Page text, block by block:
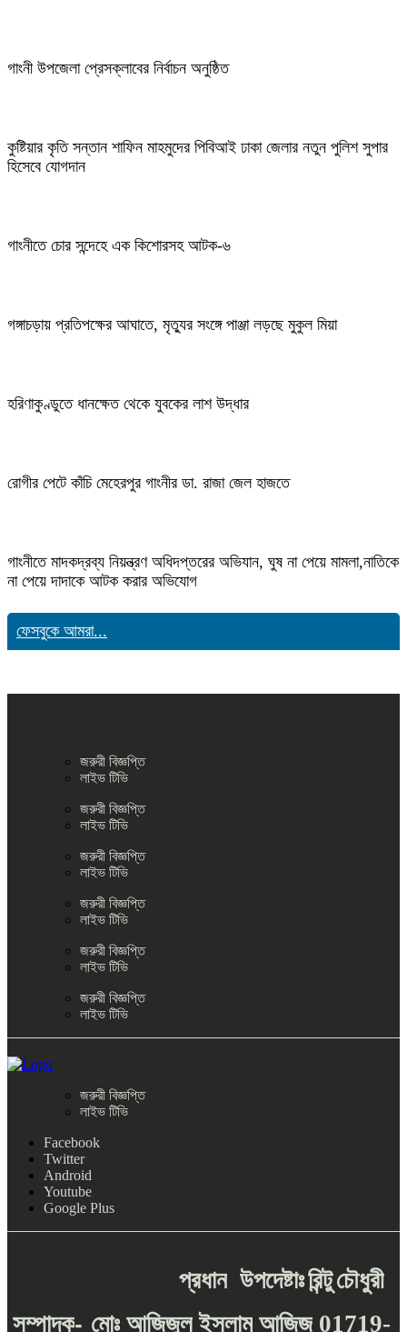
গাংনী উপজেলা প্রেসক্লাবের নির্বাচন অনুষ্ঠিত
কুষ্টিয়ার কৃতি সন্তান শাফিন মাহমুদের পিবিআই ঢাকা জেলার নতুন পুলিশ সুপার
হিসেবে যোগদান
গাংনীতে চোর সন্দেহে এক কিশোরসহ আটক-৬
গঙ্গাচড়ায় প্রতিপক্ষের আঘাতে, মৃত্যুর সংঙ্গে পাঞ্জা লড়ছে মুকুল মিয়া
হরিণাকুণ্ডুতে ধানক্ষেত থেকে যুবকের লাশ উদ্ধার
রোগীর পেটে কাঁচি মেহেরপুর গাংনীর ডা. রাজা জেল হাজতে
গাংনীতে মাদকদ্রব্য নিয়ন্ত্রণ অধিদপ্তরের অভিযান, ঘুষ না পেয়ে মামলা,নাতিকে
না পেয়ে দাদাকে আটক করার অভিযোগ
ফেসবুকে আমরা...
জরুরী বিজ্ঞপ্তি
লাইভ টিভি
জরুরী বিজ্ঞপ্তি
লাইভ টিভি
জরুরী বিজ্ঞপ্তি
লাইভ টিভি
জরুরী বিজ্ঞপ্তি
লাইভ টিভি
জরুরী বিজ্ঞপ্তি
লাইভ টিভি
জরুরী বিজ্ঞপ্তি
লাইভ টিভি
জরুরী বিজ্ঞপ্তি
লাইভ টিভি
Facebook
Twitter
Android
Youtube
Google Plus
প্রধান উপদেষ্টাঃরিন্টুচৌধুরী
সম্পাদক- মোঃ আজিজুল ইসলাম আজিজ 01719-